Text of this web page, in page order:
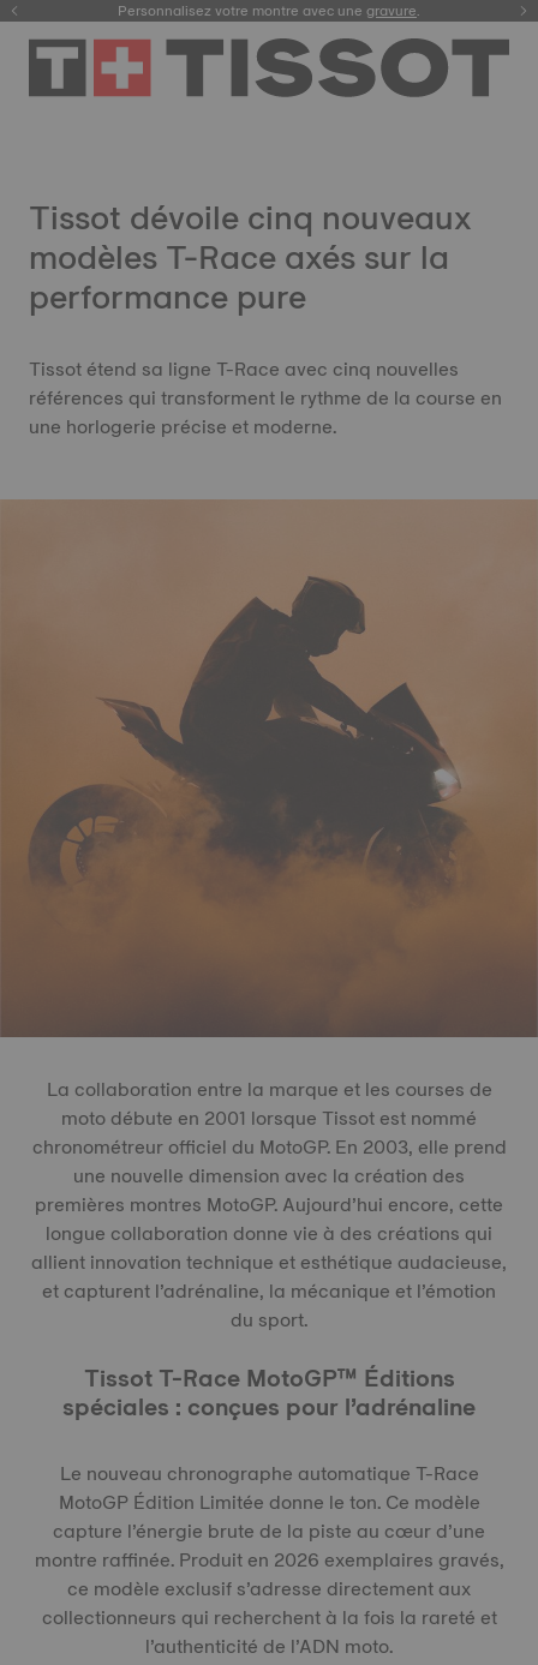
Personnalisez votre montre avec une gravure.
Enregistrez votre montre
Tissot dévoile cinq nouveaux
modèles T-Race axés sur la
performance pure
Tissot étend sa ligne T-Race avec cinq nouvelles
références qui transforment le rythme de la course en
une horlogerie précise et moderne.
La collaboration entre la marque et les courses de
moto débute en 2001 lorsque Tissot est nommé
chronométreur officiel du MotoGP. En 2003, elle prend
une nouvelle dimension avec la création des
premières montres MotoGP. Aujourd’hui encore, cette
longue collaboration donne vie à des créations qui
allient innovation technique et esthétique audacieuse,
et capturent l’adrénaline, la mécanique et l’émotion
du sport.
Tissot T-Race MotoGP™ Éditions
spéciales : conçues pour l’adrénaline
Le nouveau chronographe automatique T-Race
MotoGP Édition Limitée donne le ton. Ce modèle
capture l’énergie brute de la piste au cœur d’une
montre raffinée. Produit en 2026 exemplaires gravés,
ce modèle exclusif s’adresse directement aux
collectionneurs qui recherchent à la fois la rareté et
l’authenticité de l’ADN moto.